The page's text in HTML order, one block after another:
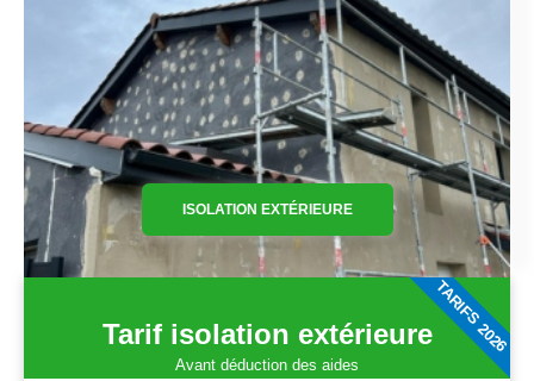
ISOLATION EXTÉRIEURE
Tarif isolation extérieure
Avant déduction des aides
TARIFS 2026